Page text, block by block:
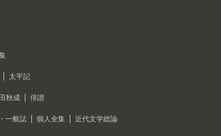
太平記
秋成
俳諧
一般誌 個人全集
近代文学総論